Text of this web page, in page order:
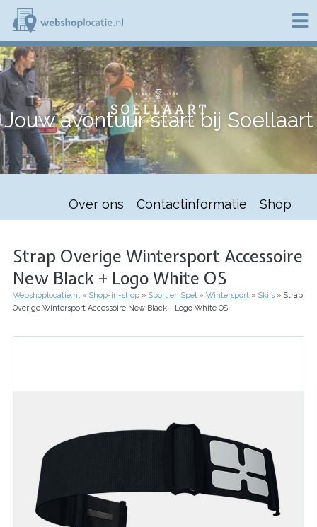
Overslaan
naar
de
inhoud
gaan
W
e
b
o
p
c
l
Jouw avontuur start bij Soellaart
Over ons Contactinformatie Shop
Strap Overige Wintersport Accessoire
New Black + Logo White OS
Kruimelpad
Webshoplocatie.nl Shop-in-shop Sport en Spel Wintersport Ski's
Strap
Overige Wintersport Accessoire New Black + Logo White OS